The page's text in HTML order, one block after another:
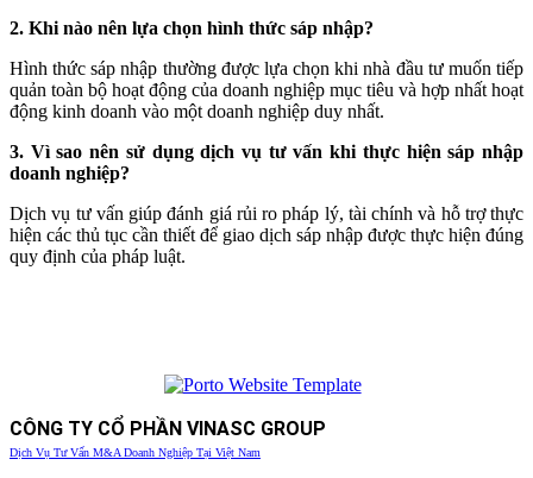
2. Khi nào nên lựa chọn hình thức sáp nhập?
Hình thức sáp nhập thường được lựa chọn khi nhà đầu tư muốn tiếp
quản toàn bộ hoạt động của doanh nghiệp mục tiêu và hợp nhất hoạt
động kinh doanh vào một doanh nghiệp duy nhất.
3. Vì sao nên sử dụng dịch vụ tư vấn khi thực hiện sáp nhập
doanh nghiệp?
Dịch vụ tư vấn giúp đánh giá rủi ro pháp lý, tài chính và hỗ trợ thực
hiện các thủ tục cần thiết để giao dịch sáp nhập được thực hiện đúng
quy định của pháp luật.
CÔNG TY CỔ PHẦN VINASC GROUP
Dịch Vụ Tư Vấn M&A Doanh Nghiệp Tại Việt Nam